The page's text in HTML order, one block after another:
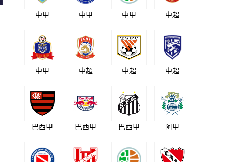
中甲 中甲 中甲 中超
中甲 中超 中超 中超
巴西甲 巴西甲 巴西甲 阿甲